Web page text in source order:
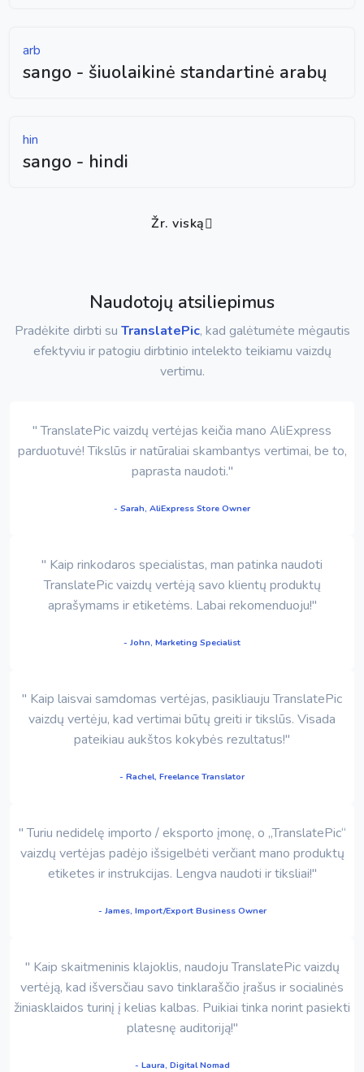
arb
sango - šiuolaikinė standartinė arabų
hin
sango - hindi
Žr. viską
Naudotojų atsiliepimus
Pradėkite dirbti su TranslatePic, kad galėtumėte mėgautis
efektyviu ir patogiu dirbtinio intelekto teikiamu vaizdų
vertimu.
" TranslatePic vaizdų vertėjas keičia mano AliExpress
parduotuvė! Tikslūs ir natūraliai skambantys vertimai, be to,
paprasta naudoti."
- Sarah, AliExpress Store Owner
" Kaip rinkodaros specialistas, man patinka naudoti
TranslatePic vaizdų vertėją savo klientų produktų
aprašymams ir etiketėms. Labai rekomenduoju!"
- John, Marketing Specialist
" Kaip laisvai samdomas vertėjas, pasikliauju TranslatePic
vaizdų vertėju, kad vertimai būtų greiti ir tikslūs. Visada
pateikiau aukštos kokybės rezultatus!"
- Rachel, Freelance Translator
" Turiu nedidelę importo / eksporto įmonę, o „TranslatePic“
vaizdų vertėjas padėjo išsigelbėti verčiant mano produktų
etiketes ir instrukcijas. Lengva naudoti ir tiksliai!"
- James, Import/Export Business Owner
" Kaip skaitmeninis klajoklis, naudoju TranslatePic vaizdų
vertėją, kad išversčiau savo tinklaraščio įrašus ir socialinės
žiniasklaidos turinį į kelias kalbas. Puikiai tinka norint pasiekti
platesnę auditoriją!"
- Laura, Digital Nomad